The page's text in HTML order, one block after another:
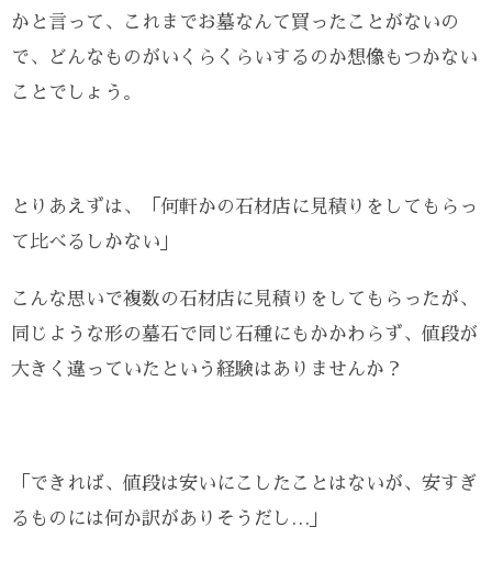
かと言って、これまでお墓なんて買ったことがないの
で、どんなものがいくらくらいするのか想像もつかない
ことでしょう。
とりあえずは、「何軒かの石材店に見積りをしてもらっ
て比べるしかない」
こんな思いで複数の石材店に見積りをしてもらったが、
同じような形の墓石で同じ石種にもかかわらず、値段が
大きく違っていたという経験はありませんか？
「できれば、値段は安いにこしたことはないが、安すぎ
るものには何か訳がありそうだし…」